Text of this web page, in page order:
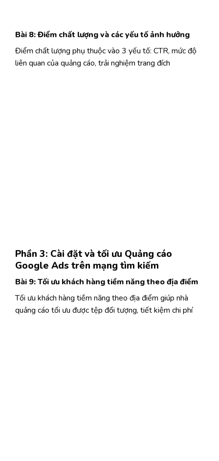
Bài 8: Điểm chất lượng và các yếu tố ảnh hưởng
Điểm chất lượng phụ thuộc vào 3 yếu tố: CTR, mức độ
liên quan của quảng cáo, trải nghiệm trang đích
Phần 3: Cài đặt và tối ưu Quảng cáo
Google Ads trên mạng tìm kiếm
Bài 9: Tối ưu khách hàng tiềm năng theo địa điểm
Tối ưu khách hàng tiềm năng theo địa điểm giúp nhà
quảng cáo tối ưu được tệp đối tượng, tiết kiệm chi phí